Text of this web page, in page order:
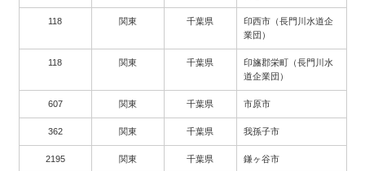
118 関東 千葉県
印西市（長門川水道企
業団）
118 関東 千葉県
印旛郡栄町（長門川水
道企業団）
607 関東 千葉県 市原市
362 関東 千葉県 我孫子市
2195 関東 千葉県 鎌ヶ谷市